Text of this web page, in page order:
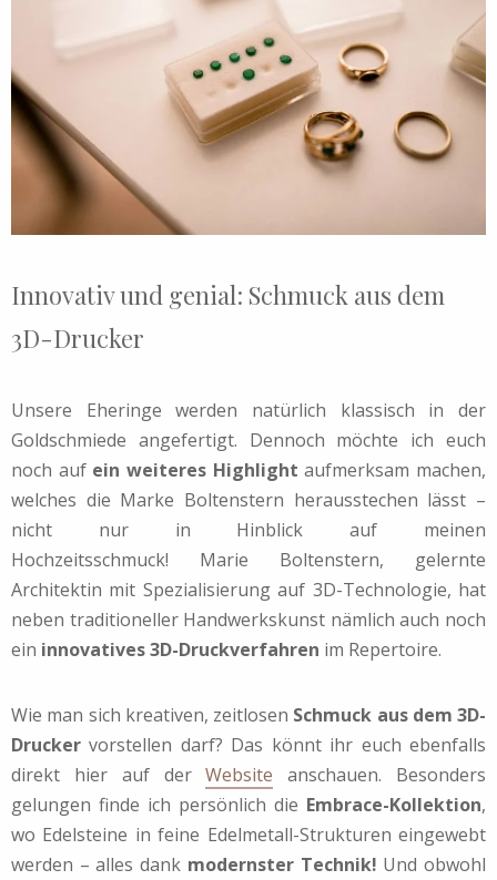
Innovativ und genial: Schmuck aus dem
3D-Drucker
Unsere Eheringe werden natürlich klassisch in der
Goldschmiede angefertigt. Dennoch möchte ich euch
noch auf ein weiteres Highlight aufmerksam machen,
welches die Marke Boltenstern herausstechen lässt –
nicht nur in Hinblick auf meinen
Hochzeitsschmuck! Marie Boltenstern, gelernte
Architektin mit Spezialisierung auf 3D-Technologie, hat
neben traditioneller Handwerkskunst nämlich auch noch
ein innovatives 3D-Druckverfahren im Repertoire.
Wie man sich kreativen, zeitlosen Schmuck aus dem 3D-
Drucker vorstellen darf? Das könnt ihr euch ebenfalls
direkt hier auf derWebsite anschauen. Besonders
gelungen finde ich persönlich die Embrace-Kollektion,
wo Edelsteine in feine Edelmetall-Strukturen eingewebt
werden – alles dank modernster Technik! Und obwohl